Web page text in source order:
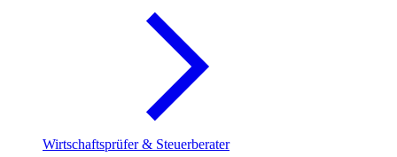
Wirtschaftsprüfer & Steuerberater